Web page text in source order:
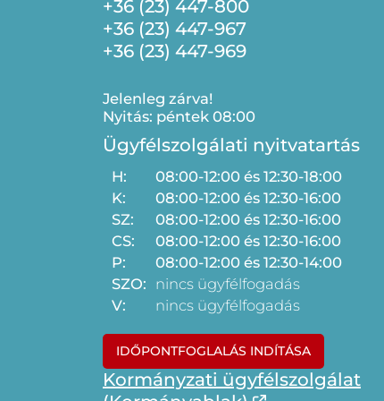
+36 (23) 447-800
+36 (23) 447-967
+36 (23) 447-969
Jelenleg zárva!
Nyitás: péntek 08:00
Ügyfélszolgálati nyitvatartás
H:
08:00-12:00 és 12:30-18:00
K:
08:00-12:00 és 12:30-16:00
SZ:
08:00-12:00 és 12:30-16:00
CS:
08:00-12:00 és 12:30-16:00
P:
08:00-12:00 és 12:30-14:00
SZO: nincs ügyfélfogadás
V:
nincs ügyfélfogadás
IDŐPONTFOGLALÁS INDÍTÁSA
Kormányzati ügyfélszolgálat